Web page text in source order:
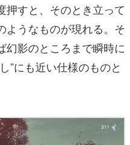
押すと、そのとき立って
ようなものが現れる。そ
幻影のところまで瞬時に
”にも近い仕様のものと